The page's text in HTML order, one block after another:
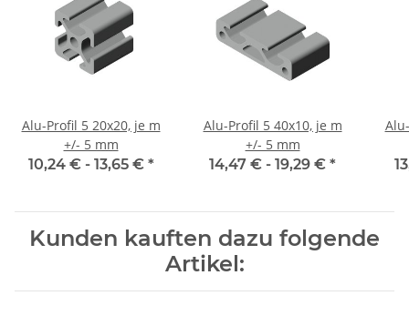
Alu-Profil 5 20x20, je m
+/- 5 mm
10,24 € - 13,65 € *
Alu-Profil 5 40x10, je m
+/- 5 mm
14,47 € - 19,29 € *
Kunden kauften dazu folgende
Artikel: